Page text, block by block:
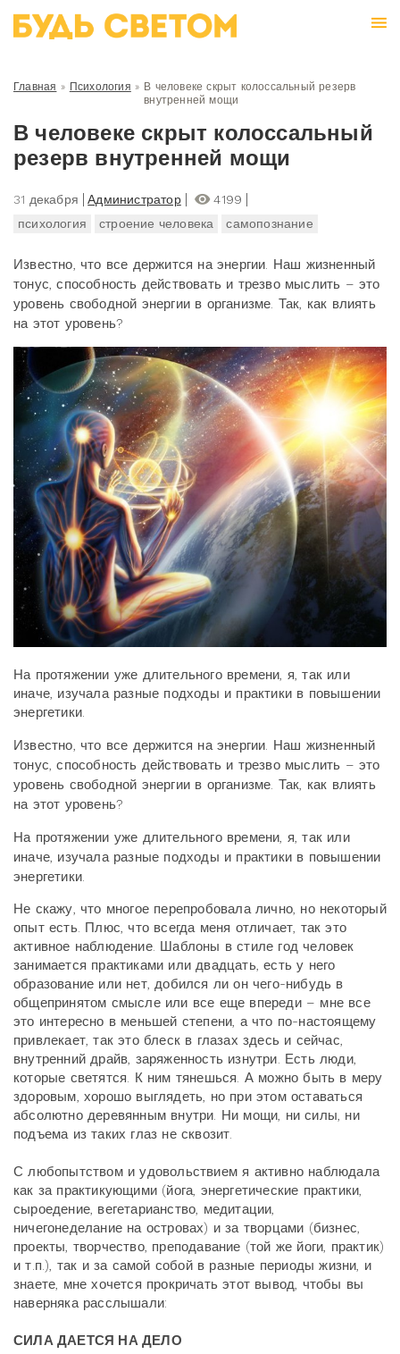
Главная » Психология » В человеке скрыт колоссальный резерв
внутренней мощи
В человеке скрыт колоссальный
резерв внутренней мощи
31 декабря Администратор
4199
психология
строение человека самопознание
Известно, что все держится на энергии. Наш жизненный
тонус, способность действовать и трезво мыслить – это
уровень свободной энергии в организме. Так, как влиять
на этот уровень?
На протяжении уже длительного времени, я, так или
иначе, изучала разные подходы и практики в повышении
энергетики.
Известно, что все держится на энергии. Наш жизненный
тонус, способность действовать и трезво мыслить – это
уровень свободной энергии в организме. Так, как влиять
на этот уровень?
На протяжении уже длительного времени, я, так или
иначе, изучала разные подходы и практики в повышении
энергетики.
Не скажу, что многое перепробовала лично, но некоторый
опыт есть. Плюс, что всегда меня отличает, так это
активное наблюдение. Шаблоны в стиле год человек
занимается практиками или двадцать, есть у него
образование или нет, добился ли он чего-нибудь в
общепринятом смысле или все еще впереди – мне все
это интересно в меньшей степени, а что по-настоящему
привлекает, так это блеск в глазах здесь и сейчас,
внутренний драйв, заряженность изнутри. Есть люди,
которые светятся. К ним тянешься. А можно быть в меру
здоровым, хорошо выглядеть, но при этом оставаться
абсолютно деревянным внутри. Ни мощи, ни силы, ни
подъема из таких глаз не сквозит.
С любопытством и удовольствием я активно наблюдала
как за практикующими (йога, энергетические практики,
сыроедение, вегетарианство, медитации,
ничегонеделание на островах) и за творцами (бизнес,
проекты, творчество, преподавание (той же йоги, практик)
и т.п.), так и за самой собой в разные периоды жизни, и
знаете, мне хочется прокричать этот вывод, чтобы вы
наверняка расслышали:
СИЛА ДАЕТСЯ НА ДЕЛО